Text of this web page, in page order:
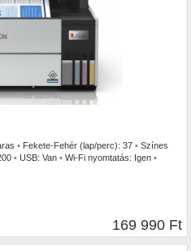
• Fekete-Fehér (lap/perc): 37 • Színes
• USB: Van • Wi-Fi nyomtatás: Igen •
169 990 Ft